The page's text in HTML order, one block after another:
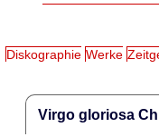
Diskographie Werke
Virgo gloriosa